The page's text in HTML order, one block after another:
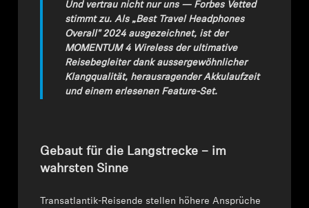
Und vertrau nicht nur uns — Forbes Vetted
stimmt zu. Als „Best Travel Headphones
Overall" 2024 ausgezeichnet, ist der
MOMENTUM 4 Wireless der ultimative
Reisebegleiter dank aussergewöhnlicher
Klangqualität, herausragender Akkulaufzeit
und einem erlesenen Feature-Set.
Gebaut für die Langstrecke – im
wahrsten Sinne
Transatlantik-Reisende stellen höhere Ansprüche